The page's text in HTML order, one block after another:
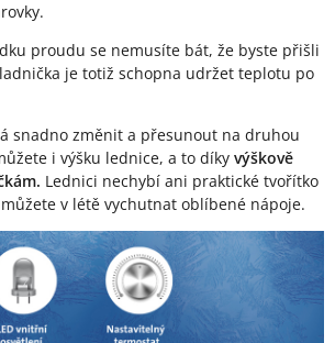
proudu se nemusíte bát, že byste přišli
je totiž schopna udržet teplotu po
snadno změnit a přesunout na druhou
i výšku lednice, a to díky výškově
Lednici nechybí ani praktické tvořítko
v létě vychutnat oblíbené nápoje.